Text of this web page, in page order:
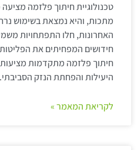
טכנולוגיית חיתוך פלזמה מציעה
מתכות, והיא נמצאת בשימוש
האחרונות, חלו התפתחויות
חידושים המפחיתים את
חיתוך פלזמה מתקדמות
היעילות והפחתת הנזק הסביבתי.
לקריאת המאמר »